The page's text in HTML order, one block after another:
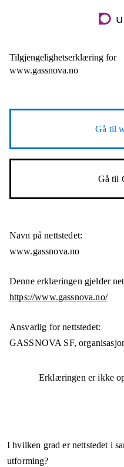
Tilgjengelighetserklæring for
www.gassnova.no
Gå til
Gå til
Navn på nettstedet:
www.gassnova.no
Denne erklæringen gjelder
https://www.gassnova.no/
Ansvarlig for nettstedet:
GASSNOVA SF,
Erklæringen er ikke
I hvilken grad er nettstedet i
utforming?